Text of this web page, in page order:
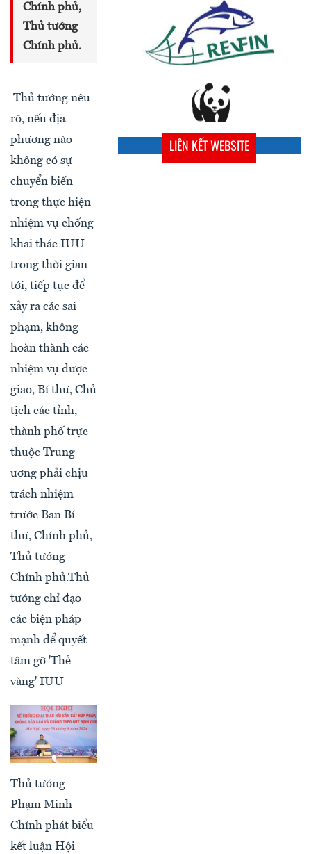
Chính phủ,
Thủ tướng
Chính phủ.
Thủ tướng nêu
rõ, nếu địa
phương nào
không có sự
chuyển biến
trong thực hiện
nhiệm vụ chống
khai thác IUU
trong thời gian
tới, tiếp tục để
xảy ra các sai
phạm, không
hoàn thành các
nhiệm vụ được
giao, Bí thư, Chủ
tịch các tỉnh,
thành phố trực
thuộc Trung
ương phải chịu
trách nhiệm
trước Ban Bí
thư, Chính phủ,
Thủ tướng
Chính phủ.Thủ
tướng chỉ đạo
các biện pháp
mạnh để quyết
tâm gỡ 'Thẻ
vàng' IUU-
Thủ tướng
Phạm Minh
Chính phát biểu
kết luận Hội
LIÊN KẾT WEBSITE